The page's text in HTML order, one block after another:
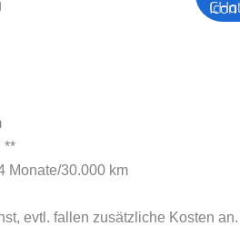
**
Monate/30.000 km
evtl. fallen zusätzliche Kosten an.